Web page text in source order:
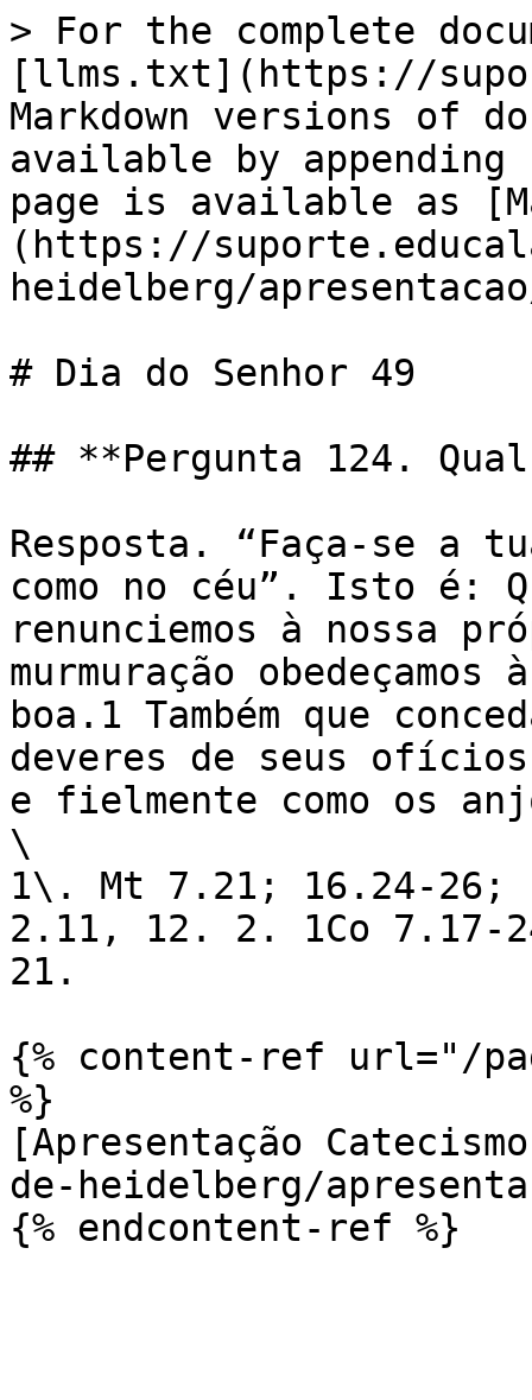
> For the complete
[llms.txt](https://
Markdown versions of
available by
page is available as
(https://
heidelberg/
# Dia do Senhor 49
## **Pergunta 124.
Resposta. “Faça-se a
como no céu”. Isto é:
renunciemos à nossa
murmuração
boa.1 Também que
deveres de seus
e fielmente como os
\
1\. Mt 7.21; 16.24-26;
2.11, 12. 2. 1Co
21.
{% content-ref url="/
%}
[Apresentação
de-heidelberg/